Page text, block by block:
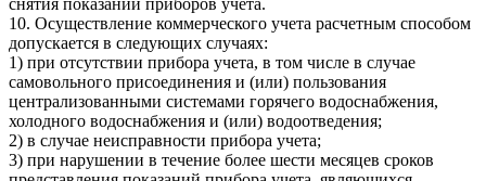
снятия показаний приборов учета.
10. Осуществление коммерческого учета расчетным способом
допускается в следующих случаях:
1) при отсутствии прибора учета, в том числе в случае
самовольного присоединения и (или) пользования
централизованными системами горячего водоснабжения,
холодного водоснабжения и (или) водоотведения;
2) в случае неисправности прибора учета;
3) при нарушении в течение более шести месяцев сроков